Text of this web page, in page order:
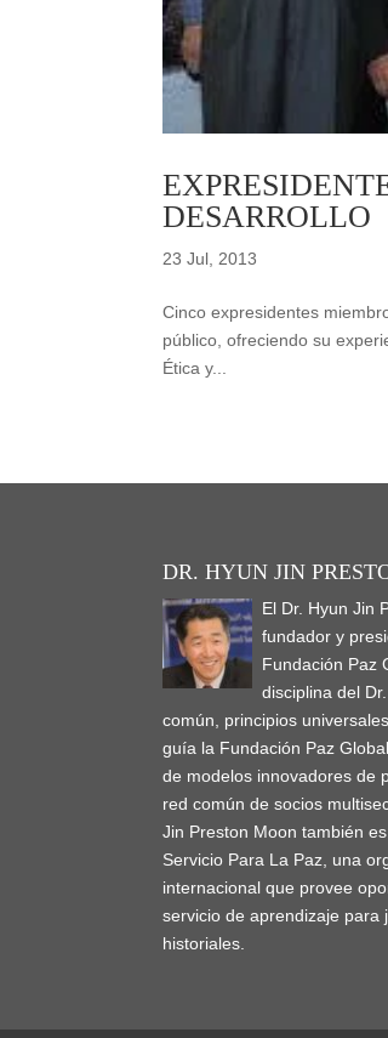
DESARROLLO
23 Jul, 2013
Cinco expresidentes
público, ofreciendo su
Ética y...
DR. HYUN JIN
El Dr. Hyun Jin
fundador y
Fundación Paz
disciplina del
común, principios
guía la Fundación Paz
de modelos innovadores de
red común de socios
Jin Preston Moon también
Servicio Para La Paz, una
internacional que provee
servicio de aprendizaje para
historiales.